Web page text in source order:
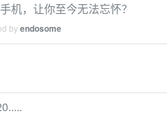
机，让你至今无法忘怀？
byendosome